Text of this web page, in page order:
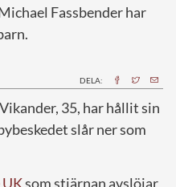
Fassbender har
DELA:
35, har hållit sin
slår ner som
UKsom stjärnan avslöjar